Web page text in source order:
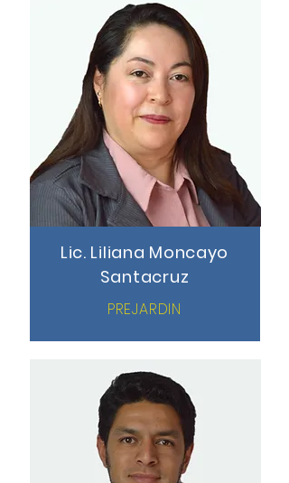
Lic. Liliana Moncayo
Santacruz
PREJARDIN